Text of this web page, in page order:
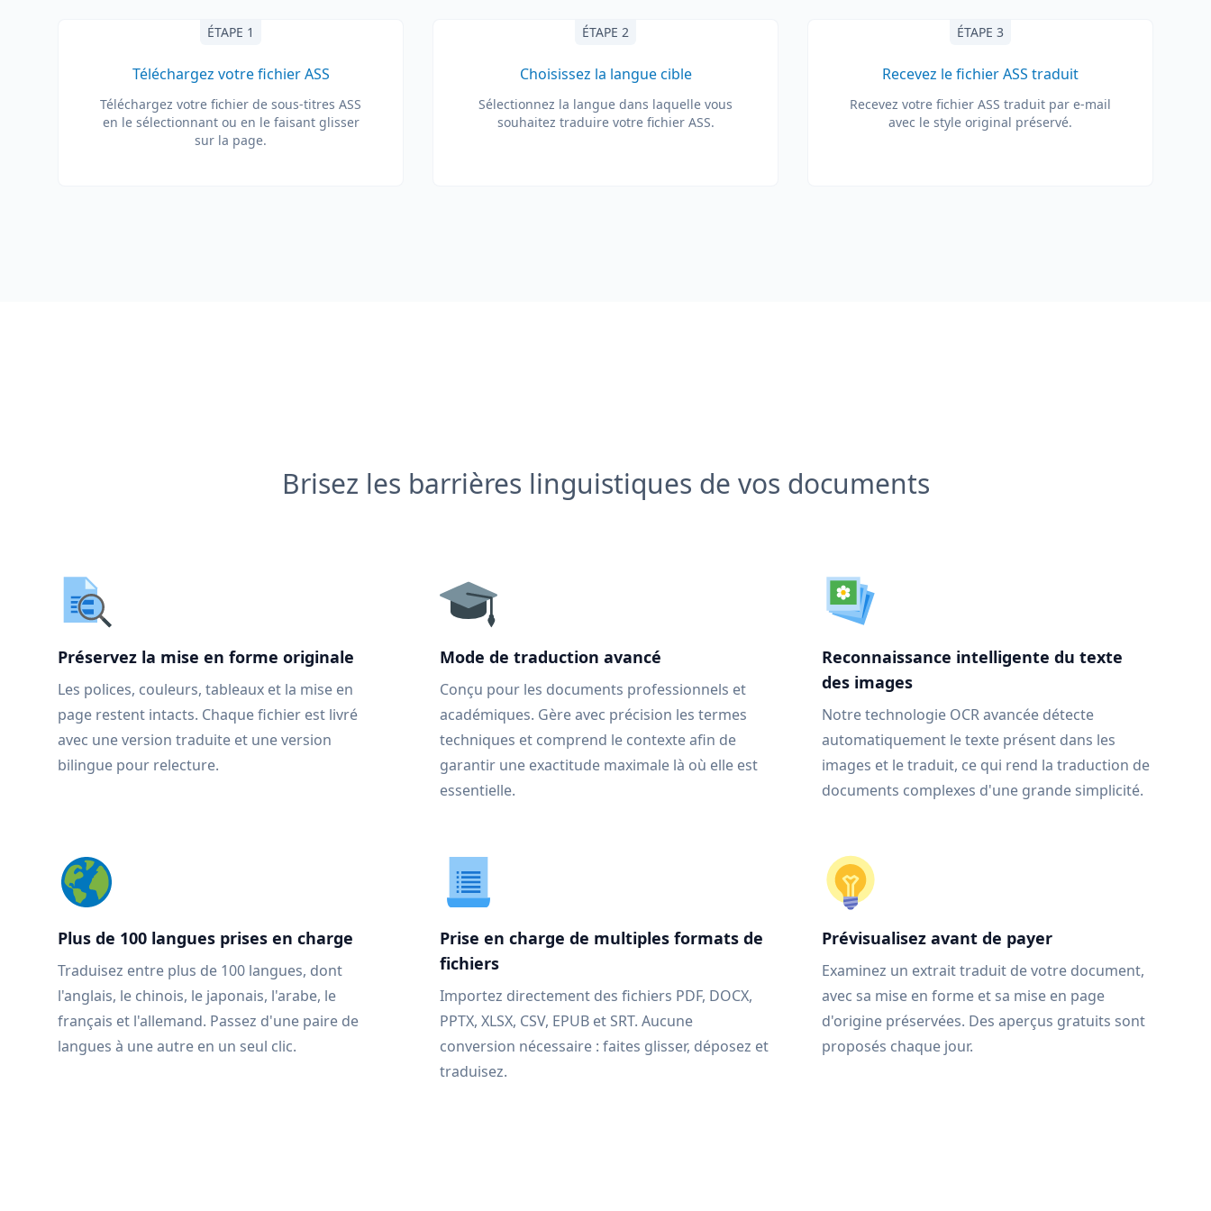
ÉTAPE 1
Téléchargez votre fichier ASS
Téléchargez votre fichier de sous-titres ASS
en le sélectionnant ou en le faisant glisser
sur la page.
ÉTAPE 2
Choisissez la langue cible
Sélectionnez la langue dans laquelle vous
souhaitez traduire votre fichier ASS.
ÉTAPE 3
Recevez le fichier ASS traduit
Recevez votre fichier ASS traduit par e-mail
avec le style original préservé.
Brisez les barrières linguistiques de vos documents
Préservez la mise en forme originale
Les polices, couleurs, tableaux et la mise en
page restent intacts. Chaque fichier est livré
avec une version traduite et une version
bilingue pour relecture.
Mode de traduction avancé
Conçu pour les documents professionnels et
académiques. Gère avec précision les termes
techniques et comprend le contexte afin de
garantir une exactitude maximale là où elle est
essentielle.
Reconnaissance intelligente du texte
des images
Notre technologie OCR avancée détecte
automatiquement le texte présent dans les
images et le traduit, ce qui rend la traduction de
documents complexes d'une grande simplicité.
Plus de 100 langues prises en charge
Traduisez entre plus de 100 langues, dont
l'anglais, le chinois, le japonais, l'arabe, le
français et l'allemand. Passez d'une paire de
langues à une autre en un seul clic.
Prise en charge de multiples formats de
fichiers
Importez directement des fichiers PDF, DOCX,
PPTX, XLSX, CSV, EPUB et SRT. Aucune
conversion nécessaire : faites glisser, déposez et
traduisez.
Prévisualisez avant de payer
Examinez un extrait traduit de votre document,
avec sa mise en forme et sa mise en page
d'origine préservées. Des aperçus gratuits sont
proposés chaque jour.